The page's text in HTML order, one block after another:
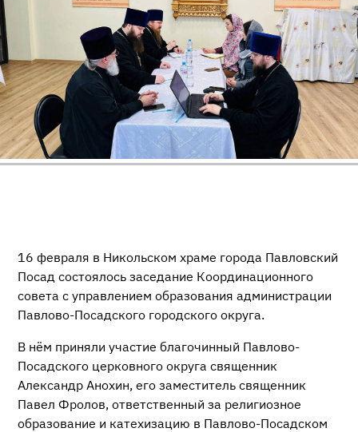
16 февраля в Никольском храме города Павловский
Посад состоялось заседание Координационного
совета с управлением образования администрации
Павлово-Посадского городского округа.
В нём приняли участие благочинный Павлово-
Посадского церковного округа священник
Александр Анохин, его заместитель священник
Павел Фролов, ответственный за религиозное
образование и катехизацию в Павлово-Посадском